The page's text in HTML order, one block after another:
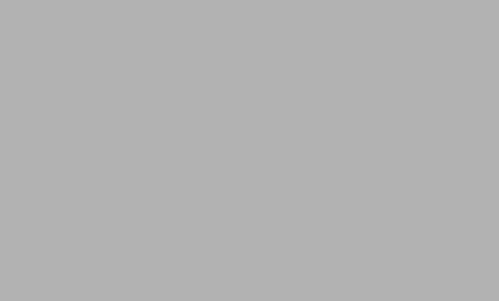
και πληροφορίες σχετικές με την περιήγησή σας, οι οποίες
είναι μικρά αρχεία κειμένου τα οποία, μέσω του προγράμματος
και βελτιώνοντας την εμπειρία περιήγησης ή, εφ΄ όσον το επιλέξετε,